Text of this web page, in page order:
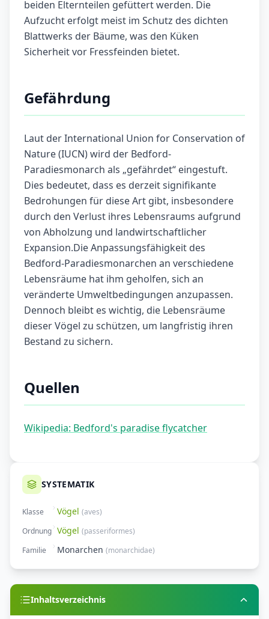
beiden Elternteilen gefüttert werden. Die
Aufzucht erfolgt meist im Schutz des dichten
Blattwerks der Bäume, was den Küken
Sicherheit vor Fressfeinden bietet.
Gefährdung
Laut der International Union for Conservation of
Nature (IUCN) wird der Bedford-
Paradiesmonarch als „gefährdet“ eingestuft.
Dies bedeutet, dass es derzeit signifikante
Bedrohungen für diese Art gibt, insbesondere
durch den Verlust ihres Lebensraums aufgrund
von Abholzung und landwirtschaftlicher
Expansion.Die Anpassungsfähigkeit des
Bedford-Paradiesmonarchen an verschiedene
Lebensräume hat ihm geholfen, sich an
veränderte Umweltbedingungen anzupassen.
Dennoch bleibt es wichtig, die Lebensräume
dieser Vögel zu schützen, um langfristig ihren
Bestand zu sichern.
Quellen
Wikipedia: Bedford's paradise flycatcher
SYSTEMATIK
Klasse Vögel (aves)
Ordnung Vögel (passeriformes)
Familie
Monarchen (monarchidae)
Inhaltsverzeichnis